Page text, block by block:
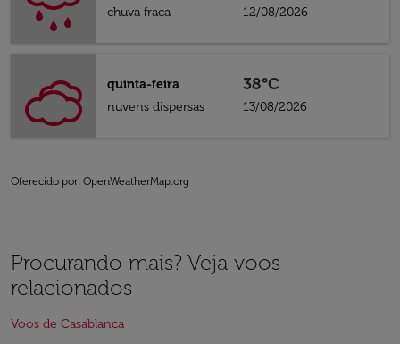
chuva fraca
12/08/2026
quinta-feira
nuvens dispersas
38°C
13/08/2026
Oferecido por: OpenWeatherMap.org
Procurando mais? Veja voos
relacionados
Voos de Casablanca